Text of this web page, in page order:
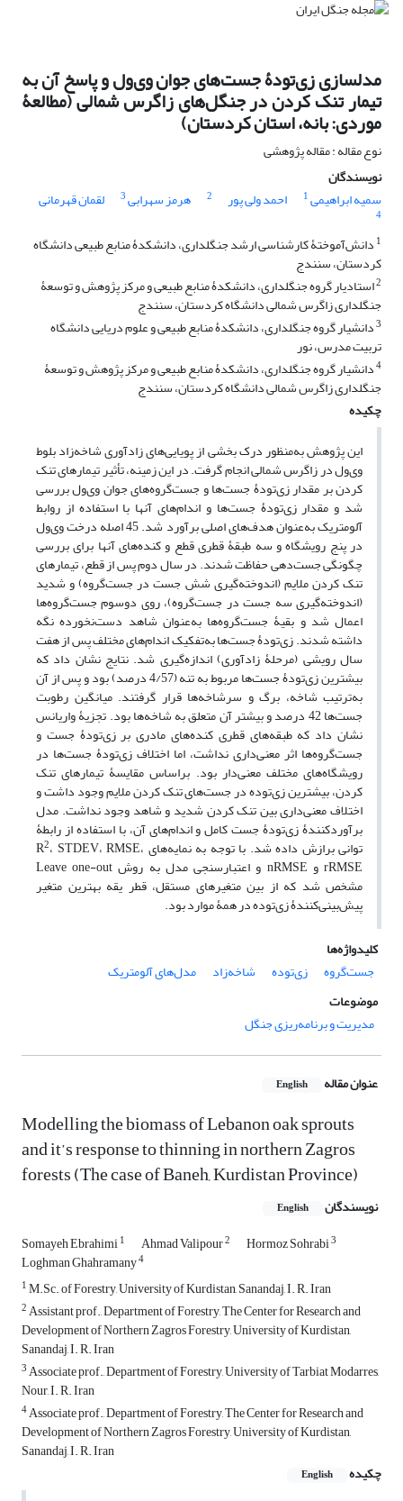
مدلسازی زی‌تودۀ جست‌های جوان وی‌ول و پاسخ آن به
تیمار تنک ‌کردن در جنگل‌های زاگرس شمالی (مطالعۀ
موردی: بانه، استان کردستان)
نوع مقاله : مقاله پژوهشی
نویسندگان
سمیه ابراهیمی1 احمد ولی پور 2 هرمز سهرابی3 لقمان قهرمانی
4
1 دانش‌آموختۀ کارشناسی ‌ارشد جنگلداری، دانشکدۀ منابع طبیعی دانشگاه
کردستان، سنندج
2استادیار گروه جنگلداری، دانشکدۀ منابع طبیعی و مرکز پژوهش و توسعۀ
جنگلداری زاگرس شمالی دانشگاه کردستان، سنندج
3دانشیار گروه جنگلداری، دانشکدۀ منابع طبیعی و علوم دریایی دانشگاه
تربیت مدرس، نور
4دانشیار گروه جنگلداری، دانشکدۀ منابع طبیعی و مرکز پژوهش و توسعۀ
جنگلداری زاگرس شمالی دانشگاه کردستان، سنندج
چکیده
این پژوهش به‌منظور درک بخشی از پویایی‌های زادآوری شاخه‌زاد بلوط
وی‌ول در زاگرس شمالی انجام گرفت. در این زمینه، تأثیر تیمارهای تنک
کردن بر مقدار زی‌تودۀ جست‌ها و جست‌گروه‌های جوان وی‌ول بررسی
شد و مقدار زی‌تودۀ جست‌ها و اندام‌های آنها با استفاده از روابط
آلومتریک به‌عنوان هدف‌های اصلی برآورد شد. 45 اصله درخت وی‌ول
در پنج رویشگاه و سه طبقۀ قطری قطع و کنده‌های آنها برای بررسی
چگونگی جست‌دهی حفاظت شدند. در سال دوم پس از قطع، تیمارهای
تنک کردن ملایم (اندوخته‌گیری شش جست در جست‌گروه) و شدید
(اندوخته‌گیری سه جست در جست‌گروه)، روی دو‌سوم جست‌گروه‌ها
اعمال شد و بقیۀ جست‌گروه‌ها به‌عنوان شاهد دست‌نخورده نگه
داشته شدند. زی‌تودۀ جست‌ها به‌تفکیک اندام‌های مختلف پس از هفت
سال رویشی (مرحلۀ زادآوری) اندازه‌گیری شد. نتایج نشان داد که
بیشترین زی‌تودۀ جست‌ها مربوط به تنه (4/57 درصد) بود و پس از آن
به‌ترتیب شاخه، برگ و سرشاخه‌ها قرار گرفتند. میانگین رطوبت
جست‌ها 42 درصد و بیشتر آن متعلق به شاخه‌ها بود. تجزیۀ واریانس
نشان داد که طبقه‌های قطری کنده‌های مادری بر زی‌تودۀ جست و
جست‌گروه‌ها اثر معنی‌داری نداشت، اما اختلاف زی‌تودۀ جست‌ها در
رویشگاه‌های مختلف معنی‌دار بود. براساس مقایسۀ تیمارهای تنک
کردن، بیشترین زی‌توده در جست‌های تنک کردن ملایم وجود داشت و
اختلاف معنی‌داری بین تنک کردن شدید و شاهد وجود نداشت. مدل
برآوردکنندۀ زی‌تودۀ جست کامل و اندام‌های آن، با استفاده از رابطۀ
توانی برازش داده شد. با توجه به نمایه‌های R 2، STDEV، RMSE،
rRMSE و nRMSE و اعتبارسنجی مدل به روش Leave one-out
مشخص شد که از بین متغیرهای مستقل، قطر یقه بهترین متغیر
پیش‌بینی‌کنندۀ زی‌توده در همۀ موارد بود.
کلیدواژه‌ها
جست‌گروه
زی‌توده شاخه‌زاد
مدل‌های آلومتریک
موضوعات
مدیریت و برنامه‌ریزی جنگل
عنوان مقاله English
Modelling the biomass of Lebanon oak sprouts
and it’s response to thinning in northern Zagros
forests (The case of Baneh, Kurdistan Province)
نویسندگان English
Somayeh Ebrahimi1 Ahmad Valipour2 Hormoz Sohrabi3
Loghman Ghahramany4
1M.Sc. of Forestry, University of Kurdistan, Sanandaj, I. R. Iran
2Assistant prof., Department of Forestry, The Center for Research and
Development of Northern Zagros Forestry, University of Kurdistan,
Sanandaj, I. R. Iran
3Associate prof., Department of Forestry, University of Tarbiat Modarres,
Nour, I. R. Iran
4Associate prof., Department of Forestry, The Center for Research and
Development of Northern Zagros Forestry, University of Kurdistan,
Sanandaj, I. R. Iran
چکیده
English